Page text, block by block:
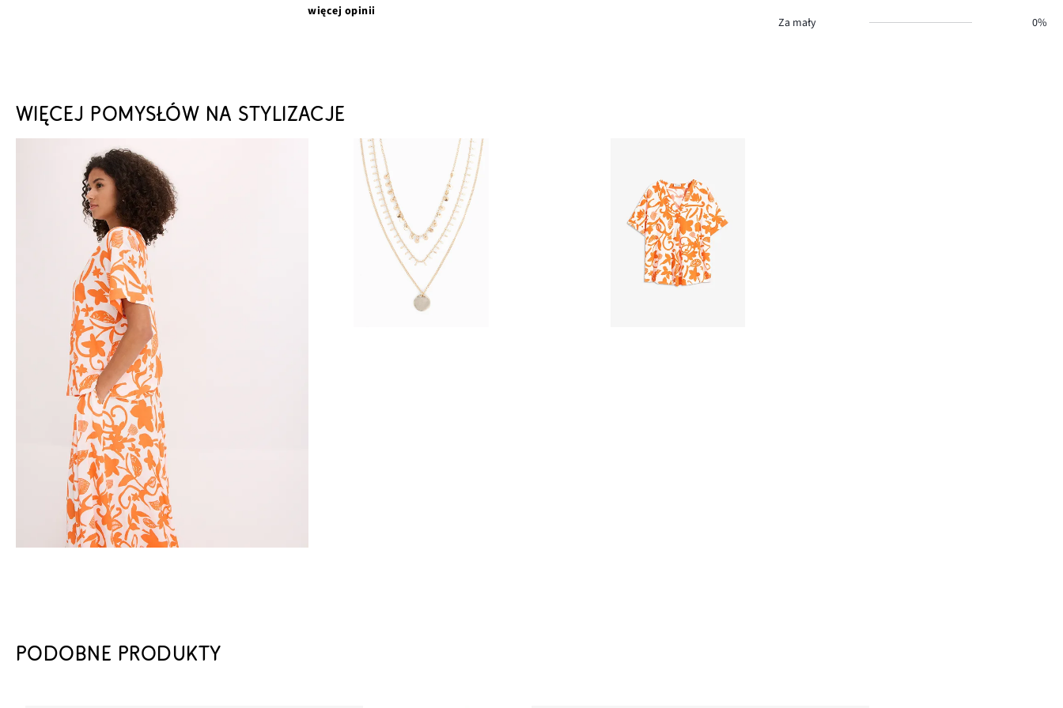
więcej opinii
Za mały 0%
WIĘCEJ POMYSŁÓW NA STYLIZACJE
PODOBNE PRODUKTY